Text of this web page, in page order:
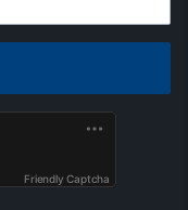
Friendly Captcha